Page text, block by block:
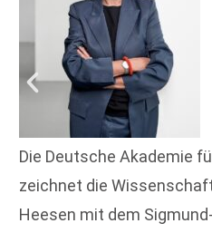
Die Deutsche Akademie
zeichnet die
Heesen mit dem